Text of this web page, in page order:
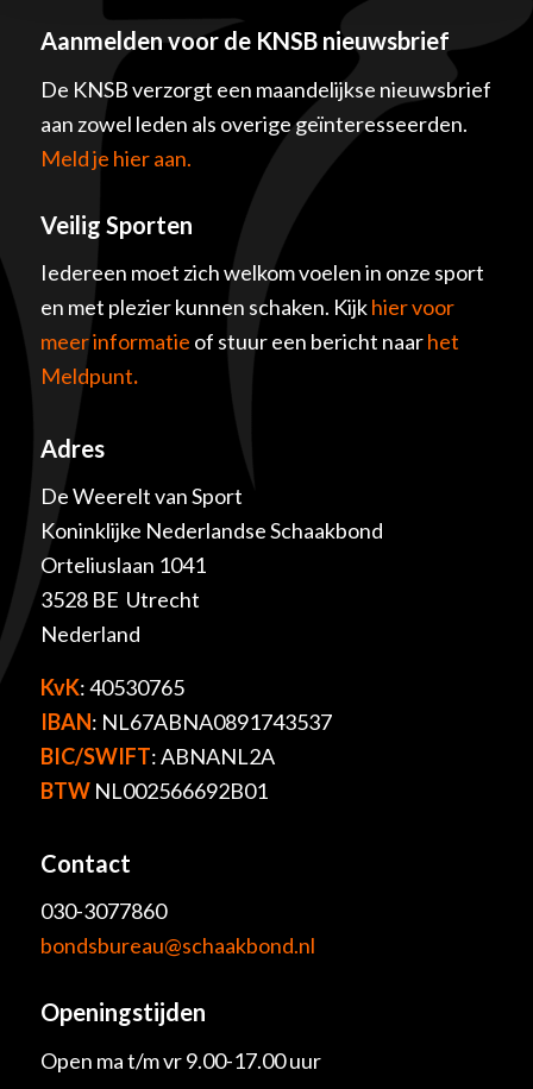
Aanmelden voor de KNSB nieuwsbrief
De KNSB verzorgt een maandelijkse nieuwsbrief
aan zowel leden als overige geïnteresseerden.
Meld je hier aan.
Veilig Sporten
Iedereen moet zich welkom voelen in onze sport
en met plezier kunnen schaken. Kijkhier voor
meer informatie of stuur een bericht naarhet
Meldpunt.
Adres
De Weerelt van Sport
Koninklijke Nederlandse Schaakbond
Orteliuslaan 1041
3528 BE Utrecht
Nederland
KvK: 40530765
IBAN: NL67ABNA0891743537
BIC/SWIFT: ABNANL2A
BTWNL002566692B01
Contact
030-3077860
bondsbureau@schaakbond.nl
Openingstijden
Open ma t/m vr 9.00-17.00 uur